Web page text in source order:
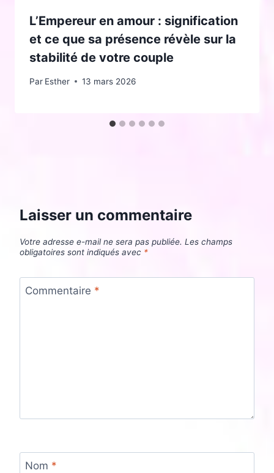
L’Empereur en amour : signification
et ce que sa présence révèle sur la
stabilité de votre couple
Par Esther 13 mars 2026
Laisser un commentaire
Votre adresse e-mail ne sera pas publiée. Les champs
obligatoires sont indiqués avec *
Commentaire *
Nom *